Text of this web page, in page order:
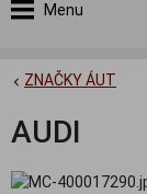
Menu
ZNAČKY ÁUT
AUDI